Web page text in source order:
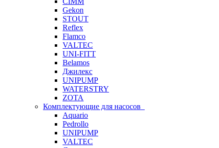
Gekon
STOUT
Reflex
Flamco
VALTEC
UNI-FITT
Belamos
Джилекс
UNIPUMP
WATERSTRY
ZOTA
Комплектующие для насосов
Aquario
Pedrollo
UNIPUMP
VALTEC